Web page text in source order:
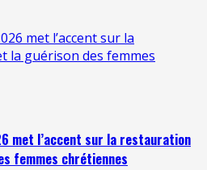
met l’accent sur la
la guérison des femmes
met l’accent sur la restauration
femmes chrétiennes